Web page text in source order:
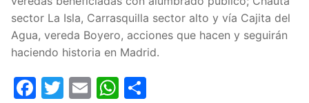
sector La Isla, Carrasquilla sector alto y vía Cajita del
Agua, vereda Boyero, acciones que hacen y seguirán
haciendo historia en Madrid.
Facebook
Twitter
EmailWhatsApp